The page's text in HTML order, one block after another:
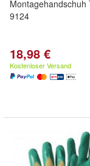
Montagehandschuh
9124
18,98 €
Kostenloser Versand